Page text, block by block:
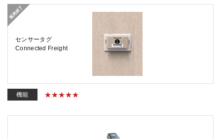
センサータグ
Connected Freight
機能